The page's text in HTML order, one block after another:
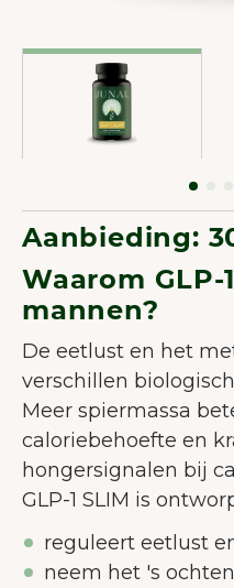
Aanbieding:
Waarom GLP-
mannen?
De eetlust en het
verschillen
Meer spiermassa
caloriebehoefte en
hongersignalen bij
GLP-1 SLIM is
reguleert eetlust
neem het 's